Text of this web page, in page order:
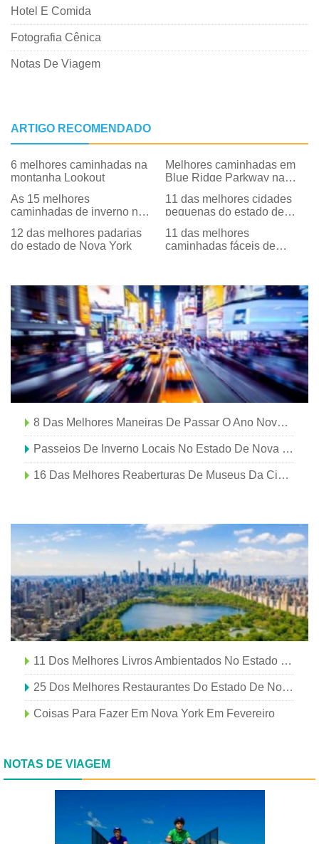
Hotel E Comida
Fotografia Cênica
Notas De Viagem
ARTIGO RECOMENDADO
6 melhores caminhadas na
montanha Lookout
Melhores caminhadas em
Blue Ridge Parkway na
As 15 melhores
caminhadas de inverno na
11 das melhores cidades
pequenas do estado de
12 das melhores padarias
do estado de Nova York
11 das melhores
caminhadas fáceis de
8 Das Melhores Maneiras De Passar O Ano Novo Em Nova York
Passeios De Inverno Locais No Estado De Nova York
16 Das Melhores Reaberturas De Museus Da Cidade De Nova York
11 Dos Melhores Livros Ambientados No Estado De Nova York
25 Dos Melhores Restaurantes Do Estado De Nova York
Coisas Para Fazer Em Nova York Em Fevereiro
NOTAS DE VIAGEM